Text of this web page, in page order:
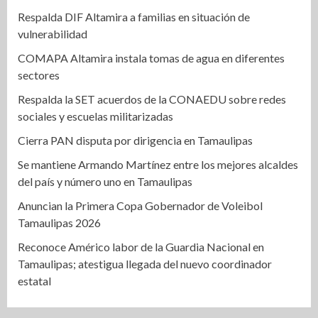
Respalda DIF Altamira a familias en situación de
vulnerabilidad
COMAPA Altamira instala tomas de agua en diferentes
sectores
Respalda la SET acuerdos de la CONAEDU sobre redes
sociales y escuelas militarizadas
Cierra PAN disputa por dirigencia en Tamaulipas
Se mantiene Armando Martínez entre los mejores alcaldes
del país y número uno en Tamaulipas
Anuncian la Primera Copa Gobernador de Voleibol
Tamaulipas 2026
Reconoce Américo labor de la Guardia Nacional en
Tamaulipas; atestigua llegada del nuevo coordinador
estatal